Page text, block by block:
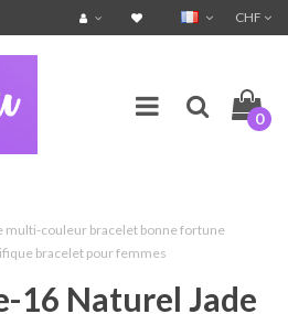
CHF
0
multi-couleur bracelet bonne fortune
bracelet pour femmes
16 Naturel Jade